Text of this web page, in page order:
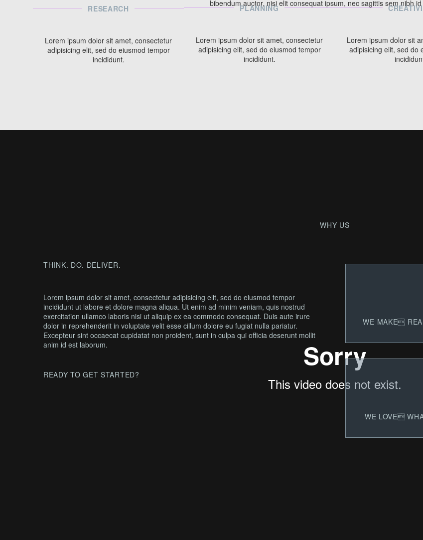
bibendum auctor, nisi elit consequat ipsum, nec sagittis sem nibh
RESEARCH
Lorem ipsum dolor sit amet, consectetur
adipisicing elit, sed do eiusmod tempor
incididunt.
PLANNING
Lorem ipsum dolor sit amet, consectetur
adipisicing elit, sed do eiusmod tempor
incididunt.
Lorem ipsum dolor sit
adipisicing elit, sed do
WHY US
THINK. DO. DELIVER.
Lorem ipsum dolor sit amet, consectetur adipisicing elit, sed do eiusmod tempor
incididunt ut labore et dolore magna aliqua. Ut enim ad minim veniam, quis nostrud
exercitation ullamco laboris nisi ut aliquip ex ea commodo consequat. Duis aute irure
dolor in reprehenderit in voluptate velit esse cillum dolore eu fugiat nulla pariatur.
Excepteur sint occaecat cupidatat non proident, sunt in culpa qui officia deserunt mollit
anim id est laborum.
READY TO GET STARTED?
WE MAKE
WE LOVE